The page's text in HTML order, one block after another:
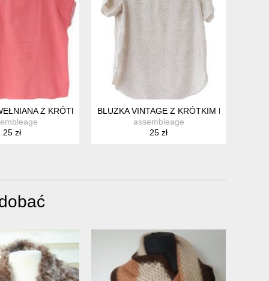
WISKOZA PRIMARK 36
Z KRÓTKIM RĘKAWEM NA LATO MALINOWA S M
25 zł
BLUZKA VINTAGE Z KRÓTKIM RĘKAWEM
assembleage
25 zł